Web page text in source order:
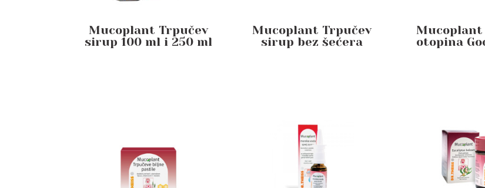
Mucoplant Trpučev
sirup 100 ml i 250 ml
Mucoplant Trpučev
sirup bez šećera
otopina